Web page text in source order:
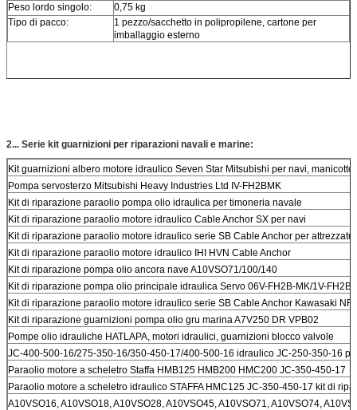
Peso lordo singolo:
0,75 kg
Tipo di pacco:
1 pezzo/sacchetto in polipropilene, cartone per
imballaggio esterno
2... Serie kit guarnizioni per riparazioni navali e marine:
Kit guarnizioni albero motore idraulico Seven Star Mitsubishi per navi,
Pompa servosterzo Mitsubishi Heavy Industries Ltd IV-FH2BMK
Kit di riparazione paraolio pompa olio idraulica per timoneria navale
Kit di riparazione paraolio motore idraulico Cable Anchor SX per navi
Kit di riparazione paraolio motore idraulico serie SB Cable Anchor per
Kit di riparazione paraolio motore idraulico IHI HVN Cable Anchor
Kit di riparazione pompa olio ancora nave A10VSO71/100/140
Kit di riparazione pompa olio principale idraulica Servo 06V-FH2B-MK/1V-FH2B-
Kit di riparazione paraolio motore idraulico serie SB Cable Anchor Kawasaki
Kit di riparazione guarnizioni pompa olio gru marina A7V250 DR VPB02
Pompe olio idrauliche HATLAPA, motori idraulici, guarnizioni blocco valvole
JC-400-500-16/275-350-16/350-450-17/400-500-16 idraulico JC-250-350-16
Paraolio motore a scheletro Staffa HMB125 HMB200 HMC200 JC-350-450-17
Paraolio motore a scheletro idraulico STAFFA HMC125 JC-350-450-17 kit di
A10VSO16, A10VSO18, A10VSO28, A10VSO45, A10VSO71, A10VSO74,